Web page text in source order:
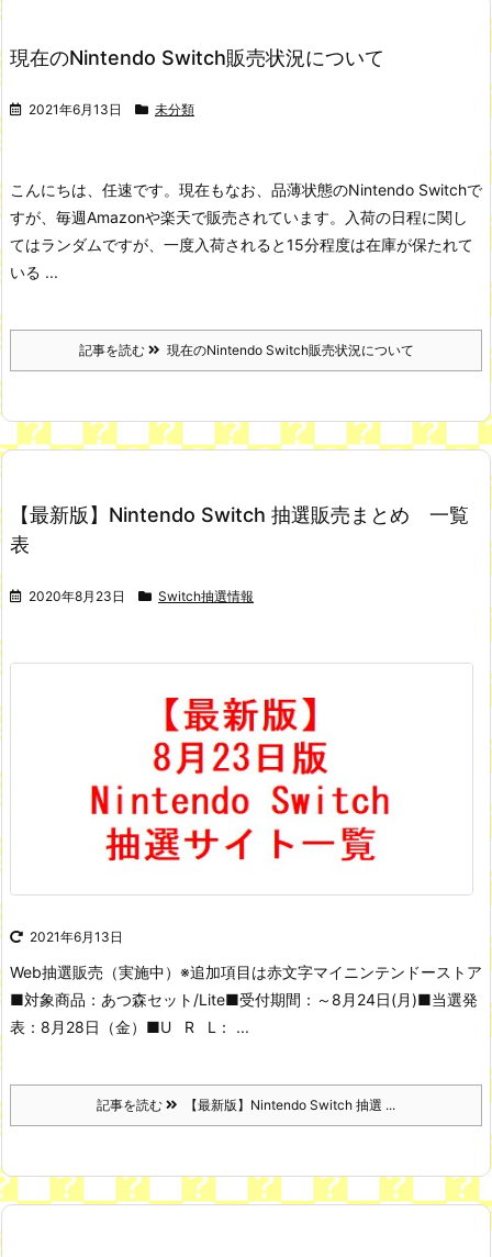
され児童ポルノ所持で逮捕 エッヂ民も逮捕されるぞ！www
wwwwwwwwwwwwNEW!
すまん熊本やがコンビニに食品も水もない
韓国人「現在、日本人が苦々しい気持ちで韓国を見ている理由が
こちら…」→「相当悔しがってるだろうな…（ﾌﾞﾙﾌﾞﾙ」＝韓国の反
応
七ツ森りり ご令嬢と召使いの禁断の恋…1日だけ許された夫婦と
しての時間をひたすら愛し合う。
Powered by livedoor 相互RSS
現在のNintendo Switch販売状況について
2021年6月13日 未分類
こんにちは、任速です。 現在もなお、品薄状態のNintendo Switchで
すが、毎週Amazonや楽天で販売されています。
入荷の日程に関し
てはランダムですが、一度入荷されると15分程度は在庫が保たれて
いる ...
記事を読む 現在のNintendo Switch販売状況について
【最新版】Nintendo Switch 抽選販売まとめ 一覧
表
2020年8月23日 Switch抽選情報
2021年6月13日
Web抽選販売（実施中） ※追加項目は赤文字マイニンテンドーストア
■対象商品：あつ森セット/Lite■受付期間：～8月24日(月)■当選発
表：8月28日（金） ■U R L： ...
記事を読む 【最新版】Nintendo Switch 抽選 ...